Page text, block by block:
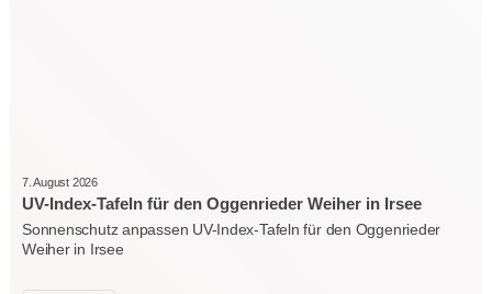
7. August 2026
UV-Index-Tafeln für den Oggenrieder Weiher in Irsee
Sonnenschutz anpassen UV-Index-Tafeln für den Oggenrieder
Weiher in Irsee